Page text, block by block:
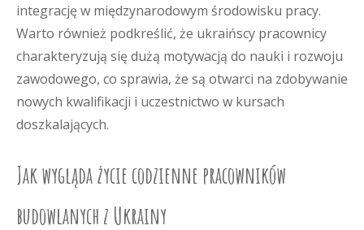
integrację w międzynarodowym środowisku pracy.
Warto również podkreślić, że ukraińscy pracownicy
charakteryzują się dużą motywacją do nauki i rozwoju
zawodowego, co sprawia, że są otwarci na zdobywanie
nowych kwalifikacji i uczestnictwo w kursach
doszkalających.
Jak wygląda życie codzienne pracowników
budowlanych z Ukrainy